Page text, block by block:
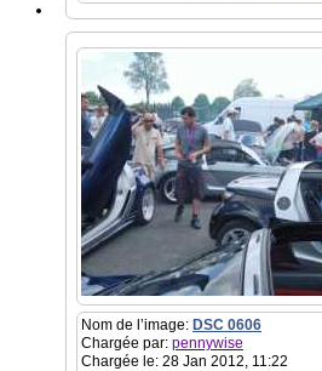
Nom de l’image: DSC 0606
Chargée par: pennywise
Chargée le: 28 Jan 2012, 11:22